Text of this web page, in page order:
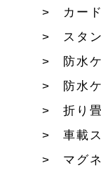
カー
スタ
防水
防水
折り
車載
マグ